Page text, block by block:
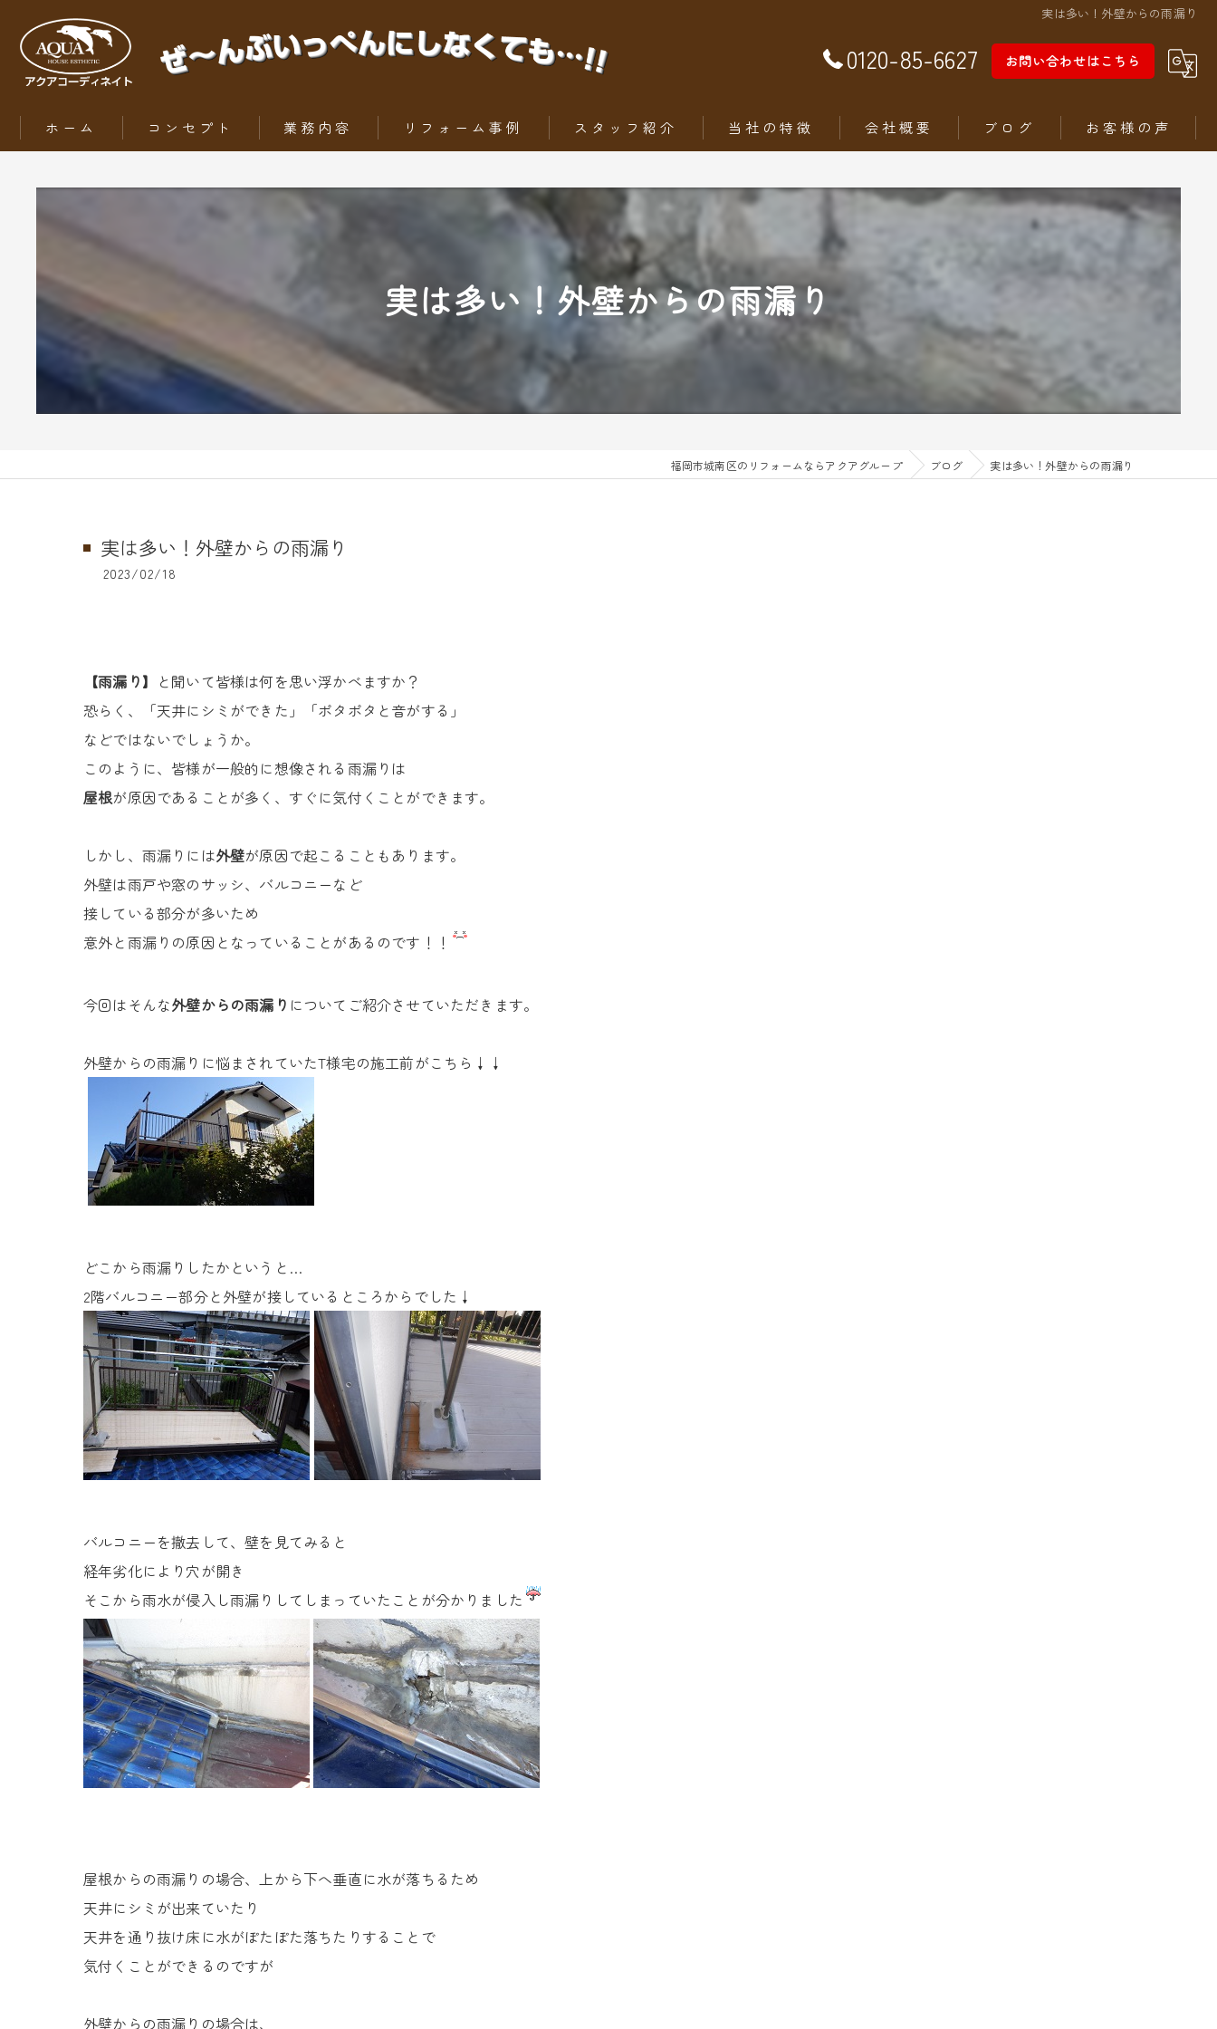
実は多い！外壁からの雨漏り
0120-85-6627 お問い合わせはこちら
ホーム コンセプト 業務内容
ZEH（ゼッチ）とは
リフォーム事例
ちょっとだけリフォーム
スタッフ紹介 当社の特徴
内装工事
水回りリフォーム
外構工事・エクステリア
会社概要 ブログ お客様の声
実は多い！外壁からの雨漏り
福岡市城南区のリフォームならアクアグループ ブログ 実は多い！外壁からの雨漏り
実は多い！外壁からの雨漏り
2023/02/18
【雨漏り】 と聞いて皆様は何を思い浮かべますか？
恐らく、「天井にシミができた」「ポタポタと音がする」
などではないでしょうか。
このように、皆様が一般的に想像される雨漏りは
屋根が原因であることが多く、すぐに気付くことができます。
しかし、雨漏りには外壁が原因で起こることもあります。
外壁は雨戸や窓のサッシ、バルコニーなど
接している部分が多いため
意外と雨漏りの原因となっていることがあるのです！！
今回はそんな外壁からの雨漏り についてご紹介させていただきます。
外壁からの雨漏りに悩まされていたT様宅の施工前がこちら↓↓
どこから雨漏りしたかというと…
2階バルコニー部分と外壁が接しているところからでした↓
バルコニーを撤去して、壁を見てみると
経年劣化により穴が開き
そこから雨水が侵入し雨漏りしてしまっていたことが分かりました
屋根からの雨漏りの場合、上から下へ垂直に水が落ちるため
天井にシミが出来ていたり
天井を通り抜け床に水がぽたぽた落ちたりすることで
気付くことができるのですが
外壁からの雨漏りの場合は、